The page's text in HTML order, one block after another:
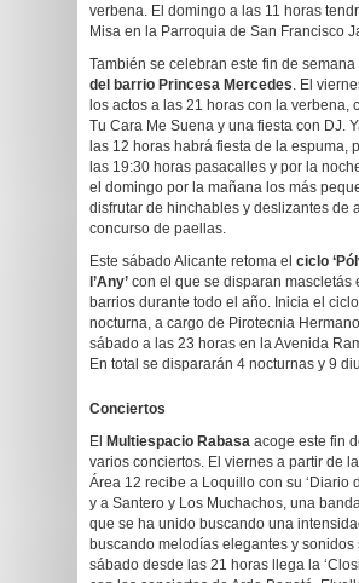
verbena. El domingo a las 11 horas
Misa en la Parroquia de San Francisco
También se celebran este fin de semana
del barrio Princesa Mercedes. El
los actos a las 21 horas con la verbena,
Tu Cara Me Suena y una fiesta con DJ.
las 12 horas habrá fiesta de la espuma,
las 19:30 horas pasacalles y por la
el domingo por la mañana los más
disfrutar de hinchables y deslizantes de
concurso de paellas.
Este sábado Alicante retoma el ciclo
l’Any’ con el que se disparan mascletás
barrios durante todo el año. Inicia el
nocturna, a cargo de Pirotecnia
sábado a las 23 horas en la Avenida
En total se dispararán 4 nocturnas y 9
Conciertos
El Multiespacio Rabasa acoge este fin
varios conciertos. El viernes a partir de
Área 12 recibe a Loquillo con su ‘Diario
y a Santero y Los Muchachos, una
que se ha unido buscando una
buscando melodías elegantes y sonidos
sábado desde las 21 horas llega la